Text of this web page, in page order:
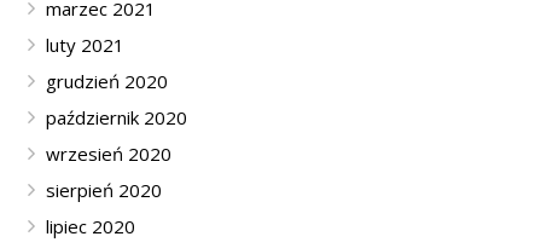
marzec 2021
luty 2021
grudzień 2020
październik 2020
wrzesień 2020
sierpień 2020
lipiec 2020